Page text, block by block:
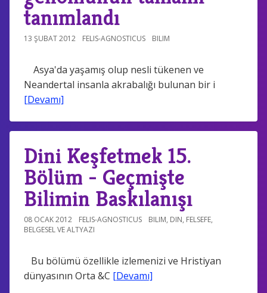
tanımlandı
13 ŞUBAT 2012 FELIS-AGNOSTICUS BILIM
Asya'da yaşamış olup nesli tükenen ve
Neandertal insanla akrabalığı bulunan bir i
[Devamı]
Dini Keşfetmek 15.
Bölüm - Geçmişte
Bilimin Baskılanışı
08 OCAK 2012 FELIS-AGNOSTICUS BILIM, DIN, FELSEFE,
BELGESEL VE ALTYAZI
Bu bölümü özellikle izlemenizi ve Hristiyan
dünyasının Orta &C [Devamı]